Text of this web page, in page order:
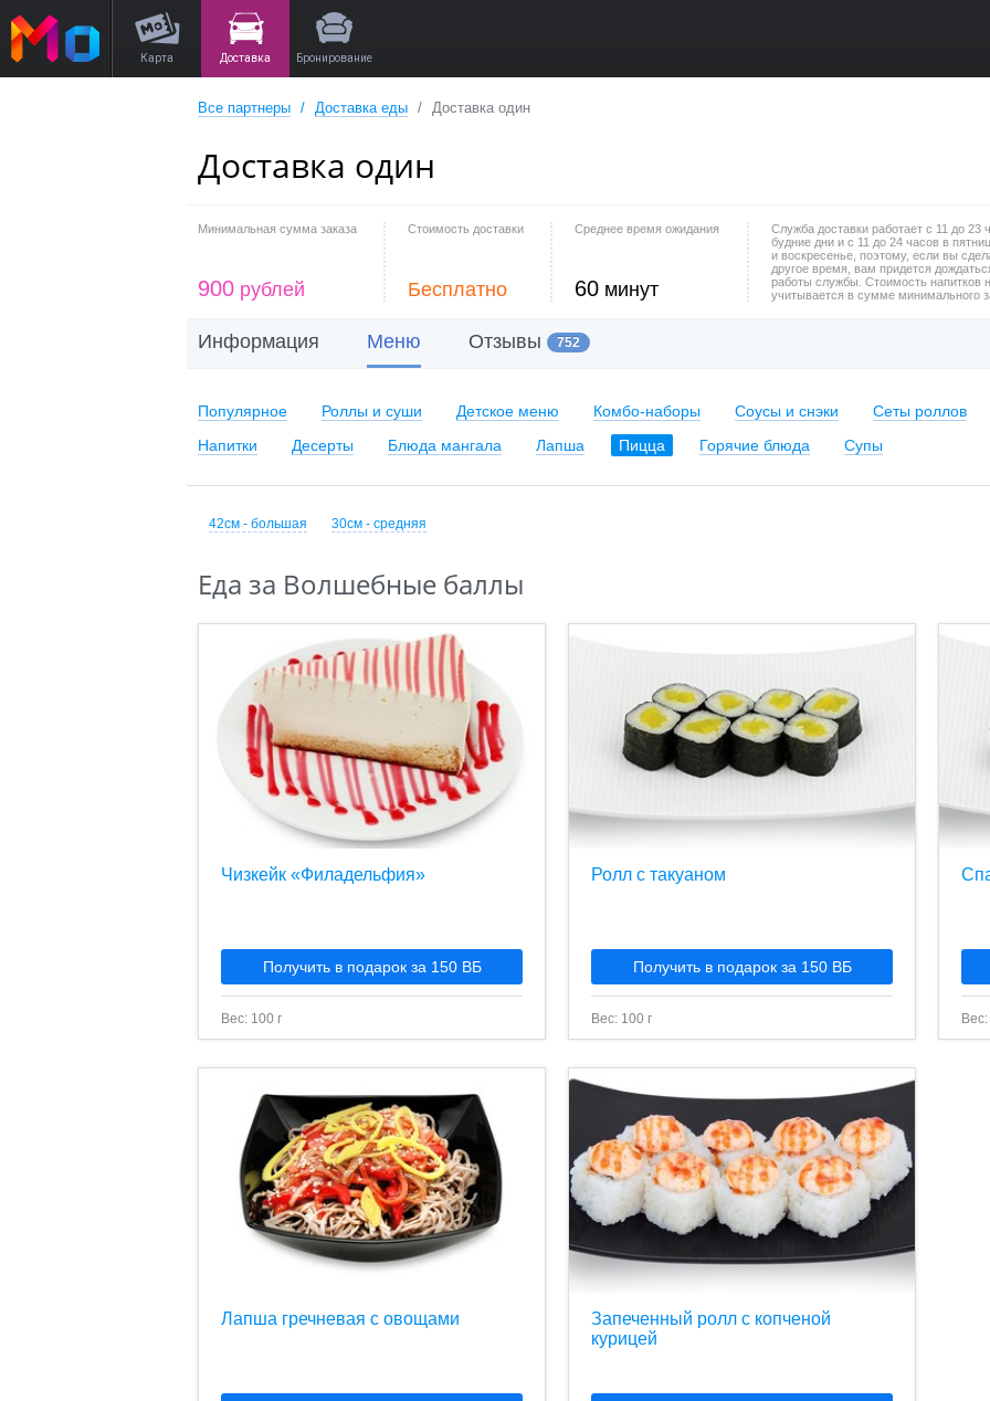
Карта Доставка Бронирование
Все партнеры Доставка еды Доставка один
Доставка один
Минимальная сумма заказа
900 рублей
Стоимость доставки
Бесплатно
Среднее время ожидания
60 минут
Служба доставки работает с 11 до 23
будние дни и с 11 до 24 часов в
и воскресенье, поэтому, если вы
другое время, вам придется
работы службы. Стоимость напитков
учитывается в сумме минимального
Информация Меню Отзывы 752
Популярное Роллы и суши Детское меню Комбо-наборы Соусы и снэки Сеты роллов
Напитки
Десерты Блюда мангала Лапша Пицца Горячие блюда Супы
42см - большая 30см - средняя
Еда за Волшебные баллы
Чизкейк «Филадельфия»
Получить в подарок за 150 ВБ
Вес: 100 г
Ролл с такуаном
Получить в подарок за 150 ВБ
Вес: 100 г
Лапша гречневая с овощами
Запеченный ролл с копченой
курицей